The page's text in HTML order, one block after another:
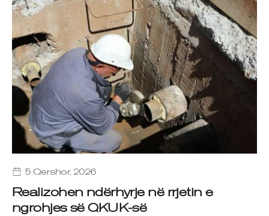
5 Qershor, 2026
Realizohen ndërhyrje në rrjetin e
ngrohjes së QKUK-së